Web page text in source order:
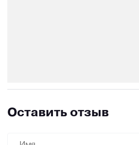
Оставить отзыв